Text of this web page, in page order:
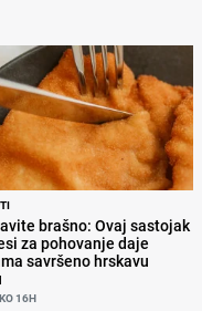
brašno: Ovaj sastojak
za pohovanje daje
savršeno hrskavu
16H